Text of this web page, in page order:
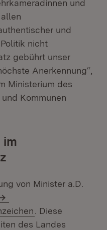
und
und
nicht
gebührt unser
Anerkennung“,
Ministerium des
Kommunen
im
von Minister a.D.
Fenster)
. Diese
des Landes